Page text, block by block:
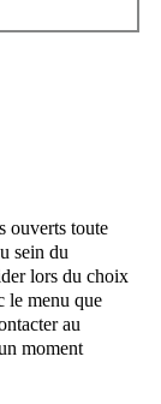
ouverts toute
sein du
lors du choix
le menu que
au
moment